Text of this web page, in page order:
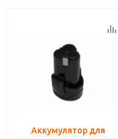
Аккумулятор для